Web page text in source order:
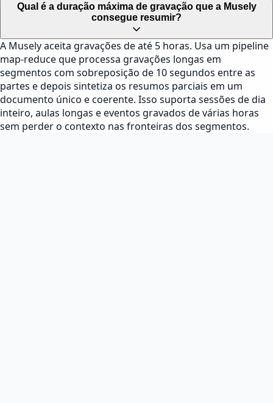
Qual é a duração máxima de gravação que a Musely
consegue resumir?
A Musely aceita gravações de até 5 horas. Usa um pipeline
map-reduce que processa gravações longas em
segmentos com sobreposição de 10 segundos entre as
partes e depois sintetiza os resumos parciais em um
documento único e coerente. Isso suporta sessões de dia
inteiro, aulas longas e eventos gravados de várias horas
sem perder o contexto nas fronteiras dos segmentos.